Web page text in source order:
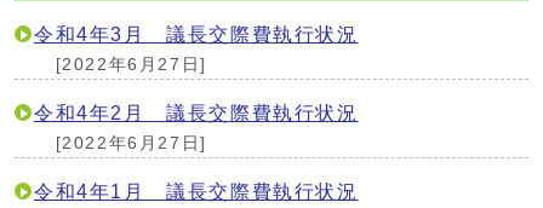
令和4年3月 議長交際費執行状況
[2022年6月27日]
令和4年2月 議長交際費執行状況
[2022年6月27日]
令和4年1月 議長交際費執行状況